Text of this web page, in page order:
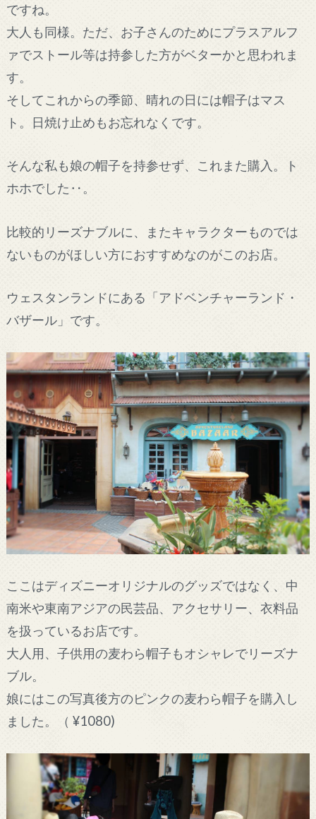
ですね。
大人も同様。ただ、お子さんのためにプラスアルフ
ァでストール等は持参した方がベターかと思われま
す。
そしてこれからの季節、晴れの日には帽子はマス
ト。日焼け止めもお忘れなくです。
そんな私も娘の帽子を持参せず、これまた購入。ト
ホホでした‥。
比較的リーズナブルに、またキャラクターものでは
ないものがほしい方におすすめなのがこのお店。
ウェスタンランドにある「アドベンチャーランド・
バザール」です。
ここはディズニーオリジナルのグッズではなく、中
南米や東南アジアの民芸品、アクセサリー、衣料品
を扱っているお店です。
大人用、子供用の麦わら帽子もオシャレでリーズナ
ブル。
娘にはこの写真後方のピンクの麦わら帽子を購入し
ました。（ ¥1080)